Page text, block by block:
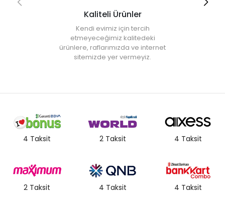
Kaliteli Ürünler
Kendi evimiz için tercih
etmeyeceğimiz kalitedeki
ürünlere, raflarımızda ve internet
sitemizde yer vermeyiz.
4 Taksit 2 Taksit 4 Taksit
2 Taksit 4 Taksit 4 Taksit